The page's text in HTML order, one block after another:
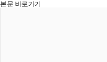
본문 바로가기